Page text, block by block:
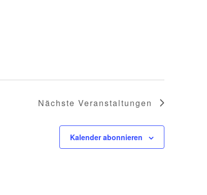
Nächste Veranstaltungen
Kalender abonnieren